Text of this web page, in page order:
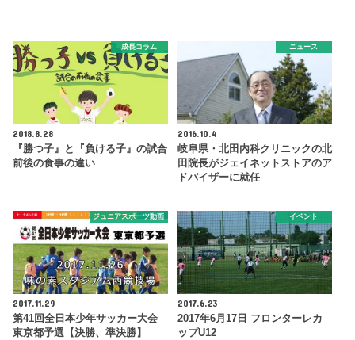
成長コラム
2018.8.28
『勝つ子』と『負ける子』の試合
前後の食事の違い
ニュース
2016.10.4
岐阜県・北田内科クリニックの北
田院長がジェイネットストアのア
ドバイザーに就任
ジュニアスポーツ動画
2017.11.29
第41回全日本少年サッカー大会
東京都予選【決勝、準決勝】
イベント
2017.6.23
2017年6月17日 フロンターレカ
ップU12